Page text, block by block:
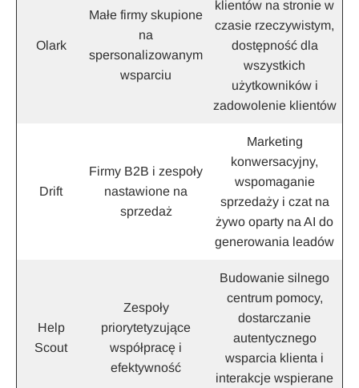
Olark
Małe firmy skupione
na
spersonalizowanym
wsparciu
klientów na stronie w
czasie rzeczywistym,
dostępność dla
wszystkich
użytkowników i
zadowolenie klientów
Drift
Firmy B2B i zespoły
nastawione na
sprzedaż
Marketing
konwersacyjny,
wspomaganie
sprzedaży i czat na
żywo oparty na AI do
generowania leadów
Help
Scout
Zespoły
priorytetyzujące
współpracę i
efektywność
Budowanie silnego
centrum pomocy,
dostarczanie
autentycznego
wsparcia klienta i
interakcje wspierane